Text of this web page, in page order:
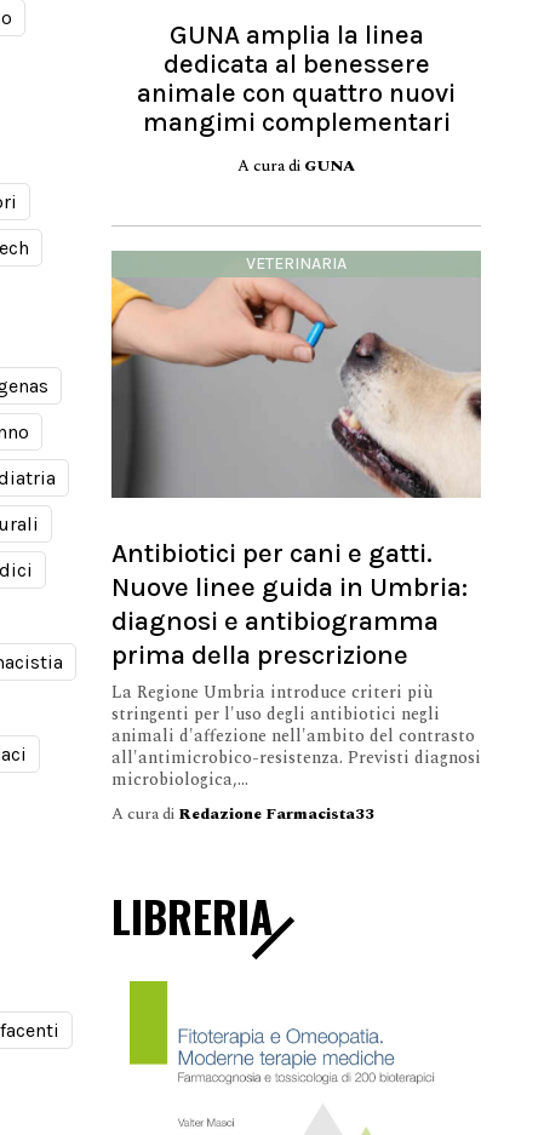
GUNA amplia la linea
dedicata al benessere
animale con quattro nuovi
mangimi complementari
A cura di GUNA
VETERINARIA
Antibiotici per cani e gatti.
Nuove linee guida in Umbria:
diagnosi e antibiogramma
prima della prescrizione
La Regione Umbria introduce criteri più
stringenti per l'uso degli antibiotici negli
animali d'affezione nell'ambito del contrasto
all'antimicrobico-resistenza. Previsti diagnosi
microbiologica,...
A cura di Redazione Farmacista33
LIBRERIA